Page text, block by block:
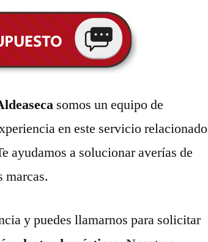
somos un equipo de
en este servicio relacionado
ayudamos a solucionar averías de
marcas.
y puedes llamarnos para solicitar